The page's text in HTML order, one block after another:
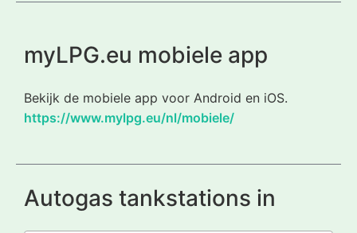
myLPG.eu mobiele app
Bekijk de mobiele app voor Android en iOS.
https://www.mylpg.eu/nl/mobiele/
Autogas tankstations in